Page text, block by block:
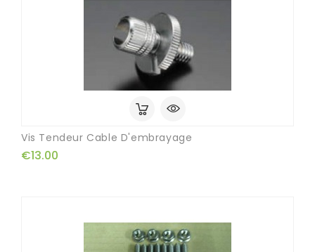
Vis Tendeur Cable D'embrayage
€13.00